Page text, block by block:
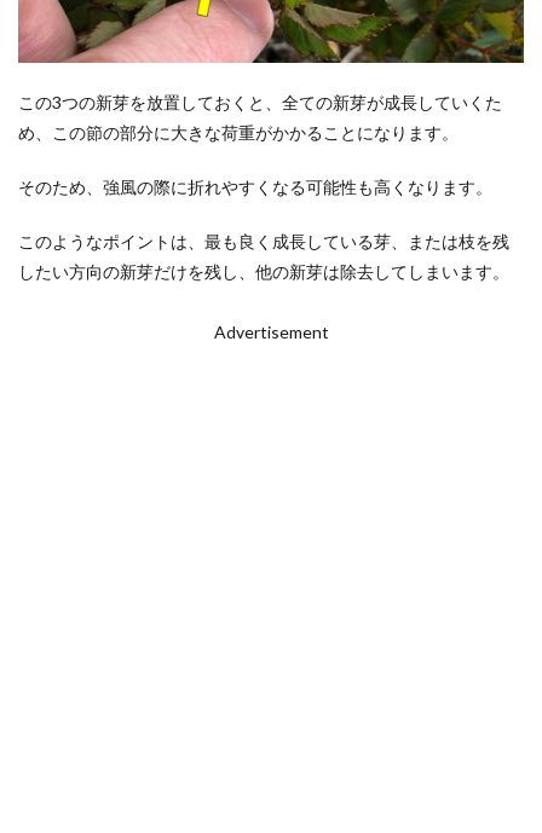
この3つの新芽を放置しておくと、全ての新芽が成長していくた
め、この節の部分に大きな荷重がかかることになります。
そのため、強風の際に折れやすくなる可能性も高くなります。
このようなポイントは、最も良く成長している芽、または枝を残
したい方向の新芽だけを残し、他の新芽は除去してしまいます。
Advertisement